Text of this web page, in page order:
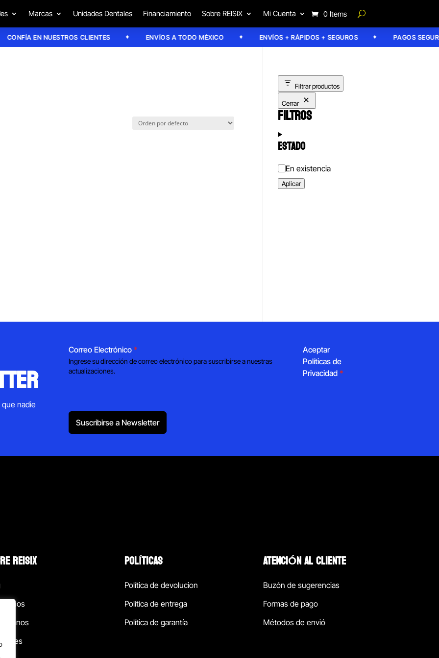
Marcas Unidades Dentales Financiamiento Sobre REISIX Mi Cuenta 0 Items
CONFÍA EN NUESTROS CLIENTES ENVÍOS A TODO MÉXICO ENVÍOS + RÁPIDOS + SEGUROS PAGOS SEGUROS
Filtrar productos
Cerrar
FILTROS
ESTADO
Estado
En existencia
Aplicar
nadie
Correo Electrónico *
Ingrese su dirección de correo electrónico para suscribirse a nuestras
actualizaciones.
Aceptar
Políticas de
Privacidad *
Suscribirse a Newsletter
REISIX POLÍTICAS
Política de devolucion
Política de entrega
Política de garantía
ATENCIÓN AL CLIENTE
Buzón de sugerencias
Formas de pago
Métodos de envió